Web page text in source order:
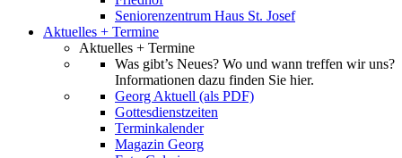
Seniorenzentrum Haus St. Josef
Aktuelles + Termine
Aktuelles + Termine
Was gibt’s Neues? Wo und wann treffen wir uns?
Informationen dazu finden Sie hier.
Georg Aktuell (als PDF)
Gottesdienstzeiten
Terminkalender
Magazin Georg